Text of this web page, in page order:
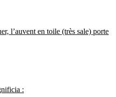
l’auvent en toile (très sale) porte
: